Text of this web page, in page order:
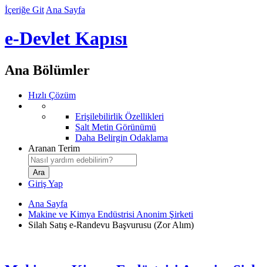
İçeriğe Git Ana Sayfa
e-Devlet Kapısı
Ana Bölümler
Hızlı Çözüm
Erişilebilirlik Özellikleri
Salt Metin Görünümü
Daha Belirgin Odaklama
Aranan Terim
Giriş Yap
Ana Sayfa
Makine ve Kimya Endüstrisi Anonim Şirketi
Silah Satış e-Randevu Başvurusu (Zor Alım)